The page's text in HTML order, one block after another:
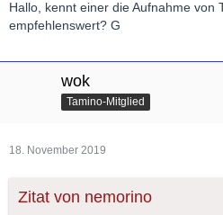
Hallo, kennt einer die Aufnahme von
empfehlenswert? G
wok
Tamino-Mitglied
18. November 2019
Zitat von nemorino